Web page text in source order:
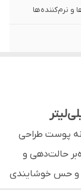
و نرم‌کننده‌ها
پوست طراحی
حالت‌دهی و
و حس خوشایندی